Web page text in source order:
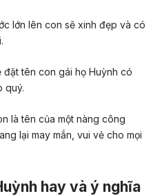
lớn lên con sẽ xinh đẹp và có
đặt tên con gái họ Huỳnh có
quý.
là tên của một nàng công
lại may mắn, vui vẻ cho mọi
hay và ý nghĩa